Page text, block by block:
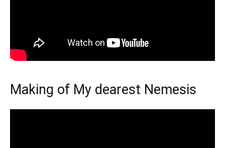
Making of My dearest Nemesis